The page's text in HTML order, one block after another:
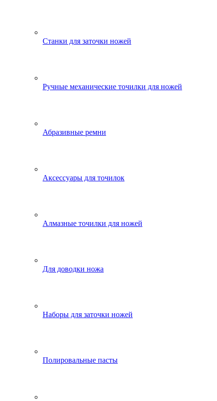
Станки для заточки ножей
Ручные механические точилки для ножей
Абразивные ремни
Аксессуары для точилок
Алмазные точилки для ножей
Для доводки ножа
Наборы для заточки ножей
Полировальные пасты